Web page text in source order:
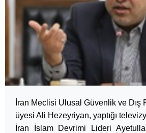
İran Meclisi Ulusal Güvenlik ve Dış
üyesi Ali Hezeyriyan, yaptığı
İran İslam Devrimi Lideri